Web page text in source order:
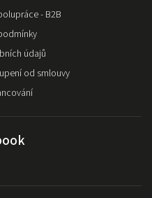
- B2B
údajů
od smlouvy